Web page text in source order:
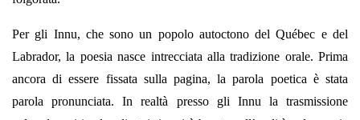
Per gli Innu, che sono un popolo autoctono del Québec e del
Labrador, la poesia nasce intrecciata alla tradizione orale. Prima
ancora di essere fissata sulla pagina, la parola poetica è stata
parola pronunciata. In realtà presso gli Innu la trasmissione